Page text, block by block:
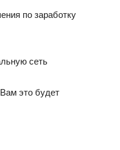
по заработку
сеть
это будет